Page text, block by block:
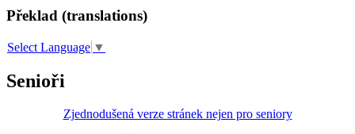
Překlad (translations)
Select Language ▼
Senioři
Zjednodušená verze stránek nejen pro seniory